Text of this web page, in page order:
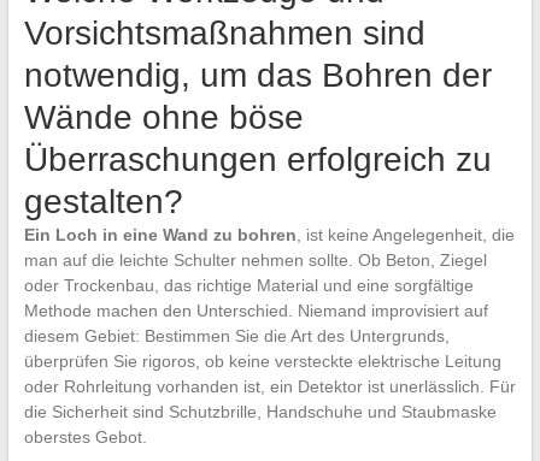
Vorsichtsmaßnahmen sind
notwendig, um das Bohren der
Wände ohne böse
Überraschungen erfolgreich zu
gestalten?
Ein Loch in eine Wand zu bohren , ist keine Angelegenheit, die
man auf die leichte Schulter nehmen sollte. Ob Beton, Ziegel
oder Trockenbau, das richtige Material und eine sorgfältige
Methode machen den Unterschied. Niemand improvisiert auf
diesem Gebiet: Bestimmen Sie die Art des Untergrunds,
überprüfen Sie rigoros, ob keine versteckte elektrische Leitung
oder Rohrleitung vorhanden ist, ein Detektor ist unerlässlich. Für
die Sicherheit sind Schutzbrille, Handschuhe und Staubmaske
oberstes Gebot.